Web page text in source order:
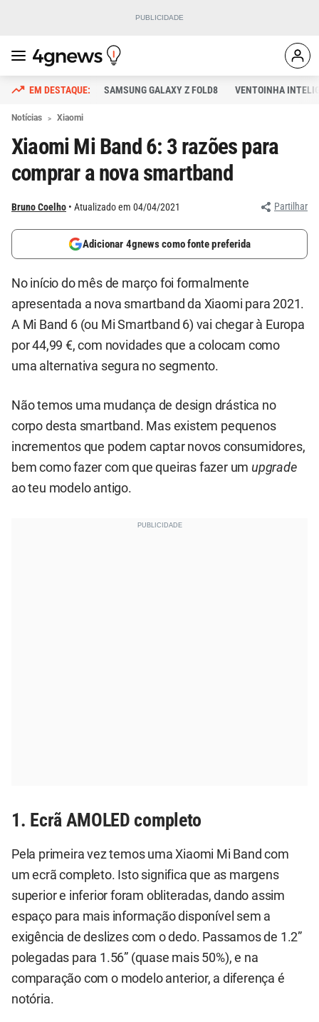
SAMSUNG GALAXY Z FOLD8 VENTOINHA
Notícias Xiaomi
Xiaomi Mi Band 6: 3 razões para
comprar a nova smartband
Bruno Coelho Atualizado em 04/04/2021 Partilhar
Adicionar 4gnews como fonte preferida
No início do mês de março foi formalmente
apresentada a nova smartband da Xiaomi para 2021.
A Mi Band 6 (ou Mi Smartband 6) vai chegar à Europa
por 44,99 €, com novidades que a colocam como
uma alternativa segura no segmento.
Não temos uma mudança de design drástica no
corpo desta smartband. Mas existem pequenos
incrementos que podem captar novos consumidores,
bem como fazer com que queiras fazer um upgrade
ao teu modelo antigo.
1. Ecrã AMOLED completo
Pela primeira vez temos uma Xiaomi Mi Band com
um ecrã completo. Isto significa que as margens
superior e inferior foram obliteradas, dando assim
espaço para mais informação disponível sem a
exigência de deslizes com o dedo. Passamos de 1.2”
polegadas para 1.56” (quase mais 50%), e na
comparação com o modelo anterior, a diferença é
notória.